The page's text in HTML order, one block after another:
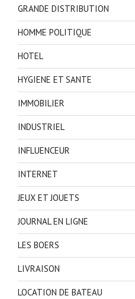
GRANDE DISTRIBUTION
HOMME POLITIQUE
HOTEL
HYGIENE ET SANTE
IMMOBILIER
INDUSTRIEL
INFLUENCEUR
INTERNET
JEUX ET JOUETS
JOURNAL EN LIGNE
LES BOERS
LIVRAISON
LOCATION DE BATEAU